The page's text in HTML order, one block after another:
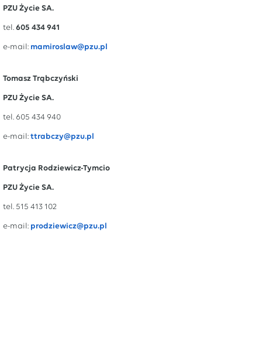
PZU Życie SA.
tel. 605 434 941
e-mail: mamiroslaw@pzu.pl
Tomasz Trąbczyński
PZU Życie SA.
tel. 605 434 940
e-mail: ttrabczy@pzu.pl
Patrycja Rodziewicz-Tymcio
PZU Życie SA.
tel. 515 413 102
e-mail: prodziewicz@pzu.pl